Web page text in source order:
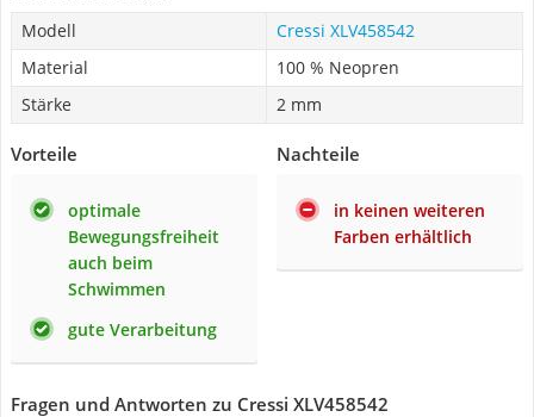
Modell
Cressi XLV458542
Material
100 % Neopren
Stärke
2 mm
Vorteile
optimale
Bewegungsfreiheit
auch beim
Schwimmen
gute Verarbeitung
Nachteile
in keinen weiteren
Farben erhältlich
Fragen und Antworten zu Cressi XLV458542